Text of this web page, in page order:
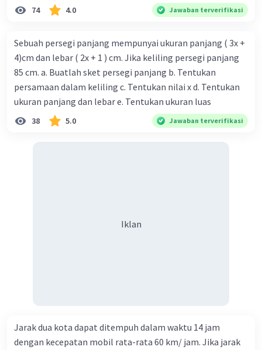
74 4.0 Jawaban terverifikasi
Sebuah persegi panjang mempunyai ukuran panjang ( 3x +
4)cm dan lebar ( 2x + 1 ) cm. Jika keliling persegi panjang
85 cm. a. Buatlah sket persegi panjang b. Tentukan
persamaan dalam keliling c. Tentukan nilai x d. Tentukan
ukuran panjang dan lebar e. Tentukan ukuran luas
38 5.0 Jawaban terverifikasi
Iklan
Jarak dua kota dapat ditempuh dalam waktu 14 jam
dengan kecepatan mobil rata-rata 60 km/ jam. Jika jarak